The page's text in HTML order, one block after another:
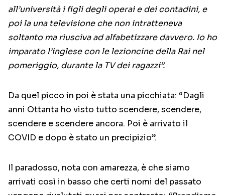
all’università i figli degli operai e dei contadini, e
poi la una televisione che non intratteneva
soltanto ma riusciva ad alfabetizzare davvero. Io ho
imparato l’inglese con le lezioncine della Rai nel
pomeriggio, durante la TV dei ragazzi”.
Da quel picco in poi è stata una picchiata: “Dagli
anni Ottanta ho visto tutto scendere, scendere,
scendere e scendere ancora. Poi è arrivato il
COVID e dopo è stato un precipizio”.
Il paradosso, nota con amarezza, è che siamo
arrivati così in basso che certi nomi del passato